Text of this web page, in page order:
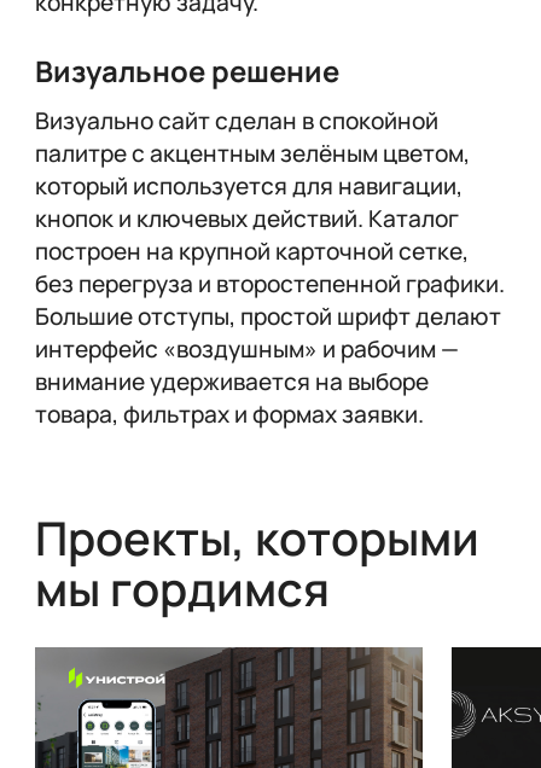
Визуальное решение
Визуально сайт сделан в спокойной
палитре с акцентным зелёным цветом,
который используется для навигации,
кнопок и ключевых действий. Каталог
построен на крупной карточной сетке,
без перегруза и второстепенной графики.
Большие отступы, простой шрифт делают
интерфейс «воздушным» и рабочим —
внимание удерживается на выборе
товара, фильтрах и формах заявки.
Проекты, которыми
мы гордимся